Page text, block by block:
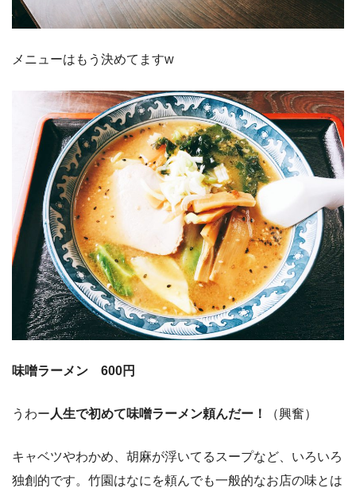
メニューはもう決めてますw
味噌ラーメン 600円
うわー 人生で初めて味噌ラーメン頼んだー！ （興奮）
キャベツやわかめ、胡麻が浮いてるスープなど、いろいろ
独創的です。竹園はなにを頼んでも一般的なお店の味とは